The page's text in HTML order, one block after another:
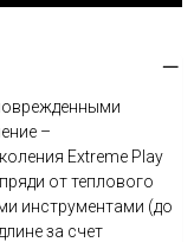
–
Extreme Play
от теплового
инструментами (до
за счет